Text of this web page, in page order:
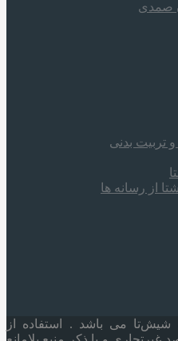
تربیت بدنی
از رسانه ها
می باشد . استفاده از